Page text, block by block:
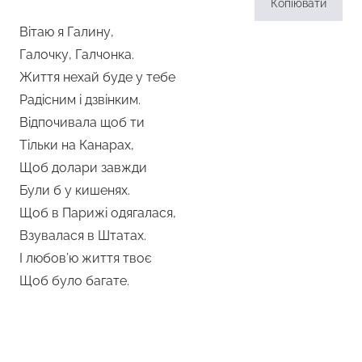
Копіювати
Вітаю я Галину,
Галочку, Галчонка.
Життя нехай буде у тебе
Радісним і дзвінким.
Відпочивала щоб ти
Тільки на Канарах,
Щоб долари завжди
Були б у кишенях.
Щоб в Парижі одягалася,
Взувалася в Штатах.
І любов’ю життя твоє
Щоб було багате.